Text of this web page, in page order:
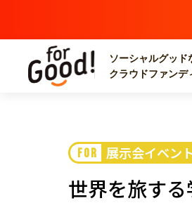
ソーシャルグッド
クラウドファンデ
カテゴリーからさがす
FOR 展示会イベン
世界を旅す